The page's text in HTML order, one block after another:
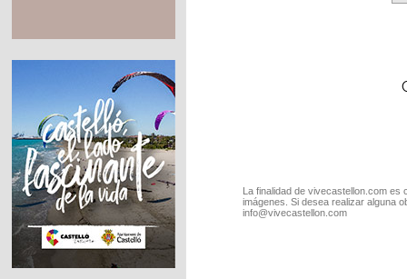
La finalidad de vivecastellon.com
imágenes. Si desea realizar alguna
info@vivecastellon.com